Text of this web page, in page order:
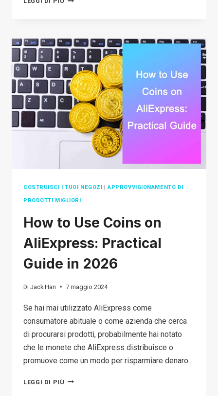
REVISIONE
CLIENTE
PER
AUMENTARE
CREDIBILITÀ
DEL
E-
COMMERCE
COSTRUISCI I TUOI NEGOZI |APPROVVIGIONAMENTO DI
PRODOTTI MIGLIORI
How to Use Coins on
AliExpress: Practical
Guide in 2026
Di Jack Han 7 maggio 2024
Se hai mai utilizzato AliExpress come
consumatore abituale o come azienda che cerca
di procurarsi prodotti, probabilmente hai notato
che le monete che AliExpress distribuisce o
promuove come un modo per risparmiare denaro...
LEGGI DI PIÙ HOW